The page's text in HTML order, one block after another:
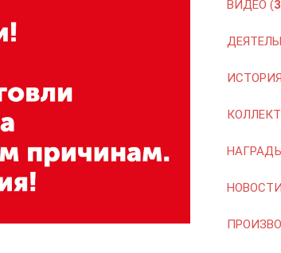
ВИДЕО (